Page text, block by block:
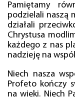
Pamiętamy
podzielali naszą
działali
Chrystusa
każdego z nas
nadzieję na
Niech nasza
Profeto kończy
na wieki. Niech